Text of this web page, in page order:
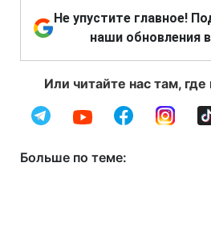
Не упустите главное!
наши обновления
Или читайте нас там,
Больше по теме: